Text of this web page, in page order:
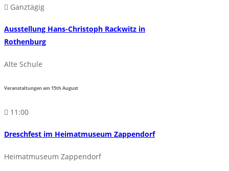
Ganztägig
Ausstellung Hans-Christoph Rackwitz in
Rothenburg
Alte Schule
Veranstaltungen am15thAugust
11:00
Dreschfest im Heimatmuseum Zappendorf
Heimatmuseum Zappendorf